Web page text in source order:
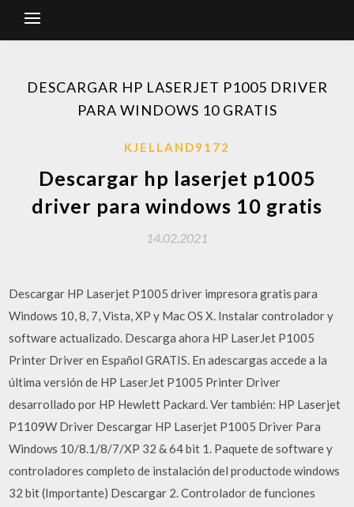
DESCARGAR HP LASERJET P1005 DRIVER
PARA WINDOWS 10 GRATIS
KJELLAND9172
Descargar hp laserjet p1005
driver para windows 10 gratis
14.02.2021
Descargar HP Laserjet P1005 driver impresora gratis para
Windows 10, 8, 7, Vista, XP y Mac OS X. Instalar controlador y
software actualizado. Descarga ahora HP LaserJet P1005
Printer Driver en Español GRATIS. En adescargas accede a la
última versión de HP LaserJet P1005 Printer Driver
desarrollado por HP Hewlett Packard. Ver también: HP Laserjet
P1109W Driver Descargar HP Laserjet P1005 Driver Para
Windows 10/8.1/8/7/XP 32 & 64 bit 1. Paquete de software y
controladores completo de instalación del productode windows
32 bit (Importante) Descargar 2. Controlador de funciones